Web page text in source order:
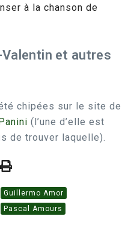
à la chanson de
et autres
chipées sur le site de
(l’une d’elle est
de trouver laquelle).
Guillermo Amor
Pascal Amours